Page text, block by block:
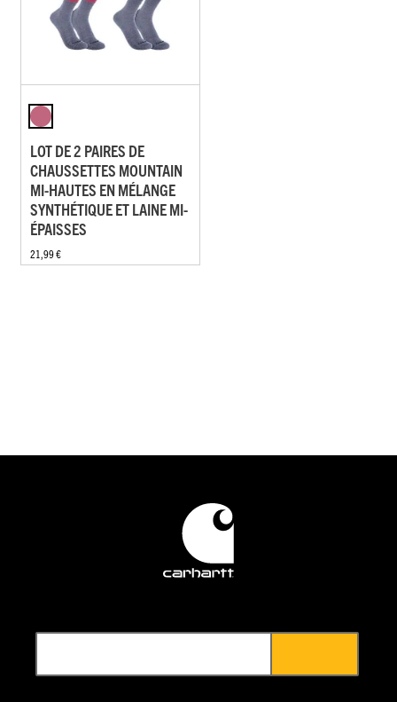
LOT DE 2 PAIRES DE
CHAUSSETTES MOUNTAIN
MI-HAUTES EN MÉLANGE
SYNTHÉTIQUE ET LAINE MI-
ÉPAISSES
21,99 €